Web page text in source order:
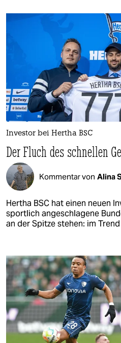
Investor bei Hertha BSC
Der Fluch des schnellen
Kommentar von Alina
Hertha BSC hat einen neuen
sportlich angeschlagene
an der Spitze stehen: im